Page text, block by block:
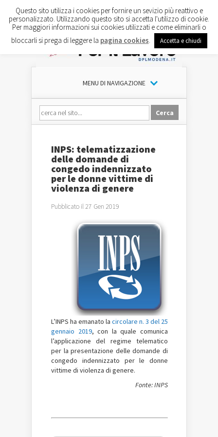
MENU DI NAVIGAZIONE
INPS: telematizzazione
delle domande di
congedo indennizzato
per le donne vittime di
violenza di genere
Pubblicato il 27 Gen 2019
L’INPS ha emanato la circolare n. 3 del 25
gennaio 2019, con la quale comunica
l’applicazione del regime telematico
per la presentazione delle domande di
congedo indennizzato per le donne
vittime di violenza di genere.
Fonte: INPS
Questo sito utilizza i cookies per fornire un sevizio più reattivo e
personalizzato. Utilizzando questo sito si accetta l'utilizzo di cookie.
Per maggiori informazioni sui cookies utilizzati e come eliminarli o
bloccarli si prega di leggere la pagina cookies Accetta e chiudi